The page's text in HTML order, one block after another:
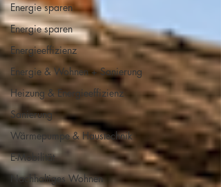
Energie sparen
Energie sparen
Energieeffizienz
Energie & Wohnen + Sanierung
Heizung & Energieeffizienz
Sanierung
Wärmepumpe & Haustechnik
E-Mobilität
Nachhaltiges Wohnen